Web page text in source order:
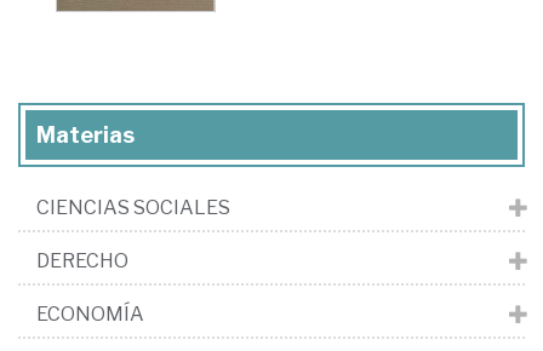
Materias
CIENCIAS SOCIALES
DERECHO
ECONOMÍA